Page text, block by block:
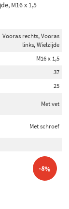
M16 x 1,5
Vooras rechts, Vooras
links, Wielzijde
M16 x 1,5
37
25
Met vet
Met schroef
-8%